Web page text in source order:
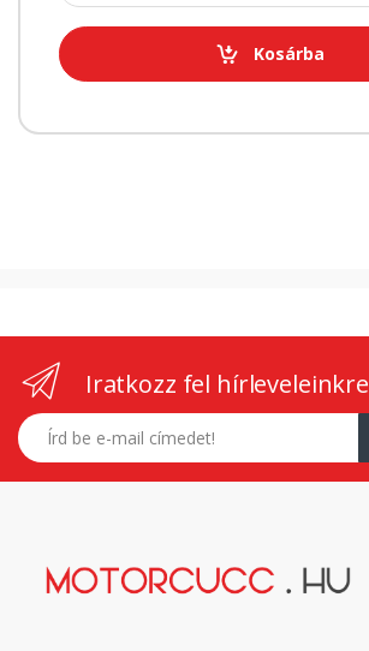
Kosárba
Iratkozz fel hírleveleinkre
E-mail címed